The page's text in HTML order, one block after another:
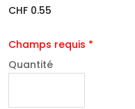
CHF 0.55
Champs requis *
Quantité